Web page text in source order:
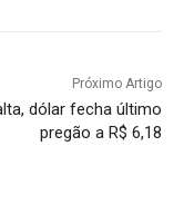
Próximo Artigo
dólar fecha último
pregão a R$ 6,18